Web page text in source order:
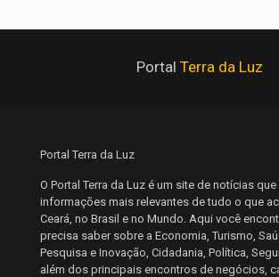
Portal Terra da Luz
Portal Terra da Luz
O Portal Terra da Luz é um site de notícias que
informações mais relevantes de tudo o que
Ceará, no Brasil e no Mundo. Aqui você
precisa saber sobre a Economia, Turismo,
Pesquisa e Inovação, Cidadania, Política,
além dos principais encontros de negócios,